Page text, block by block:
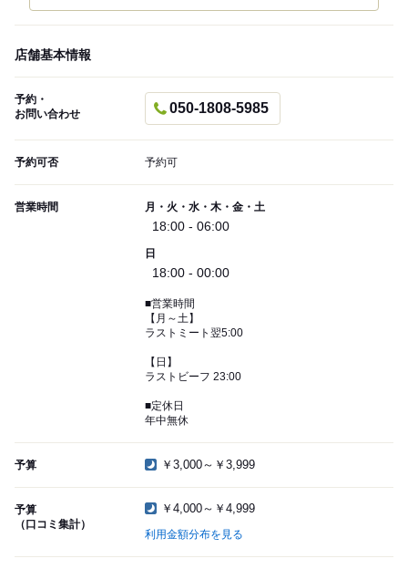
店舗基本情報
予約・
お問い合わせ
050-1808-5985
予約可否 予約可
営業時間 月・火・水・木・金・土
18:00 - 06:00
日
18:00 - 00:00
■営業時間
【月～土】
ラストミート翌5:00
【日】
ラストビーフ 23:00
■定休日
年中無休
予算 ￥3,000～￥3,999
予算
（口コミ集計）
￥4,000～￥4,999
利用金額分布を見る